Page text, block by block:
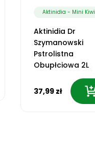
Aktinidia - Mini Kiwi
Aktinidia Dr
Szymanowski
Pstrolistna
Obupłciowa 2L
37,99 zł